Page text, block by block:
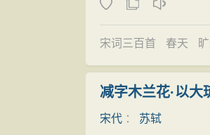
是一种光辉温暖、亲
前期，他有儒家所
加崇尚道家文化并回
州惠州儋州等地过上
第三，在
二年四月调往湖州任
元丰二年（1079年
说自己“愚不适时，
宋词三百首 春天
减字木兰花·以大
宋代 ： 苏轼